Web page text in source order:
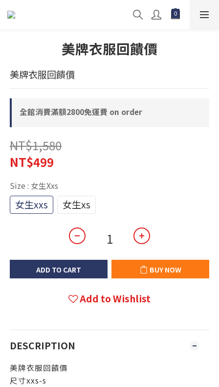
美牌衣服回饋價
美牌衣服回饋價
全館消費滿額2800免運費 on order
NT$1,580
NT$499
Size : 女生xxs
女生xxs 女生xs
ADD TO CART BUY NOW
Add to Wishlist
DESCRIPTION
美牌衣服回饋價
尺寸xxs-s